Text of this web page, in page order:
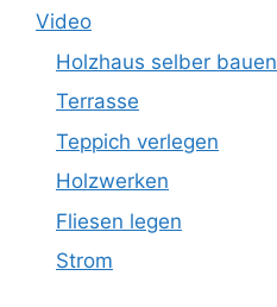
Video
Holzhaus selber bauen
Terrasse
Teppich verlegen
Holzwerken
Fliesen legen
Strom